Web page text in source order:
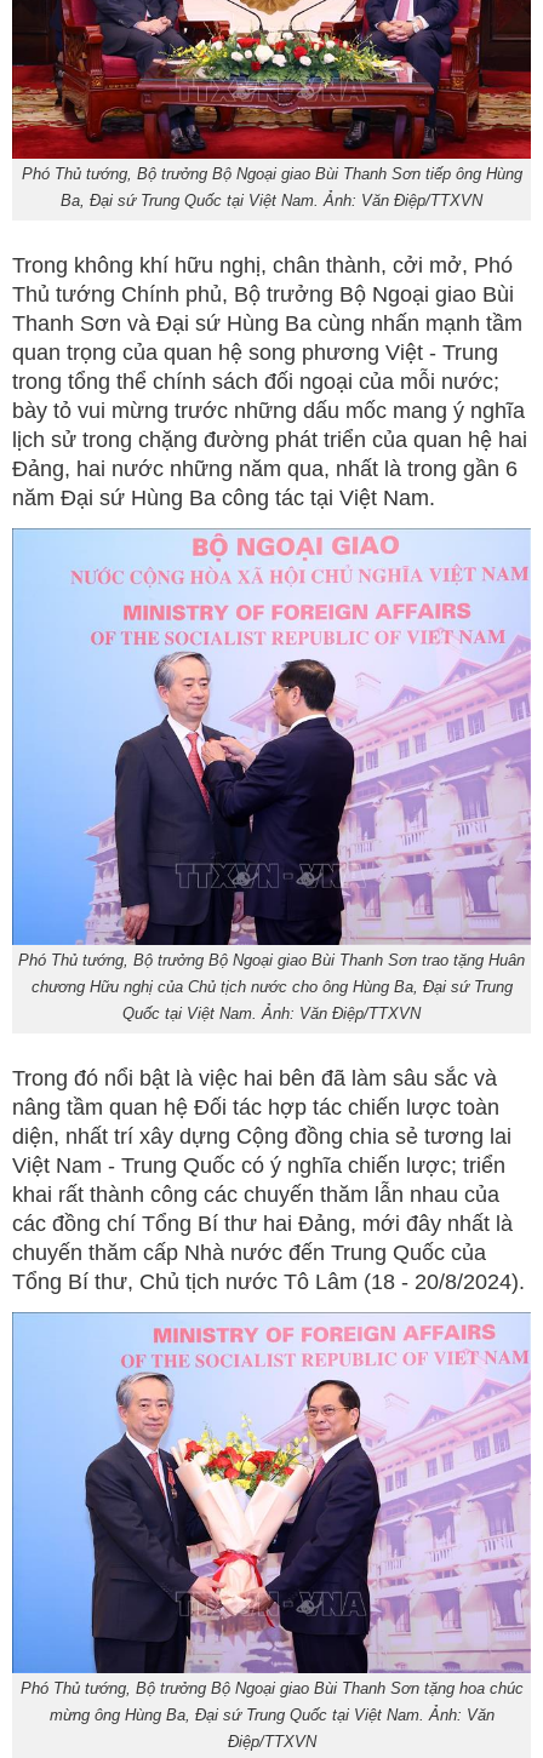
Phó Thủ tướng, Bộ trưởng Bộ Ngoại giao Bùi Thanh Sơn tiếp ông Hùng
Ba, Đại sứ Trung Quốc tại Việt Nam. Ảnh: Văn Điệp/TTXVN
Trong không khí hữu nghị, chân thành, cởi mở, Phó
Thủ tướng Chính phủ, Bộ trưởng Bộ Ngoại giao Bùi
Thanh Sơn và Đại sứ Hùng Ba cùng nhấn mạnh tầm
quan trọng của quan hệ song phương Việt - Trung
trong tổng thể chính sách đối ngoại của mỗi nước;
bày tỏ vui mừng trước những dấu mốc mang ý nghĩa
lịch sử trong chặng đường phát triển của quan hệ hai
Đảng, hai nước những năm qua, nhất là trong gần 6
năm Đại sứ Hùng Ba công tác tại Việt Nam.
Phó Thủ tướng, Bộ trưởng Bộ Ngoại giao Bùi Thanh Sơn trao tặng Huân
chương Hữu nghị của Chủ tịch nước cho ông Hùng Ba, Đại sứ Trung
Quốc tại Việt Nam. Ảnh: Văn Điệp/TTXVN
Trong đó nổi bật là việc hai bên đã làm sâu sắc và
nâng tầm quan hệ Đối tác hợp tác chiến lược toàn
diện, nhất trí xây dựng Cộng đồng chia sẻ tương lai
Việt Nam - Trung Quốc có ý nghĩa chiến lược; triển
khai rất thành công các chuyến thăm lẫn nhau của
các đồng chí Tổng Bí thư hai Đảng, mới đây nhất là
chuyến thăm cấp Nhà nước đến Trung Quốc của
Tổng Bí thư, Chủ tịch nước Tô Lâm (18 - 20/8/2024).
Phó Thủ tướng, Bộ trưởng Bộ Ngoại giao Bùi Thanh Sơn tặng hoa chúc
mừng ông Hùng Ba, Đại sứ Trung Quốc tại Việt Nam. Ảnh: Văn
Điệp/TTXVN